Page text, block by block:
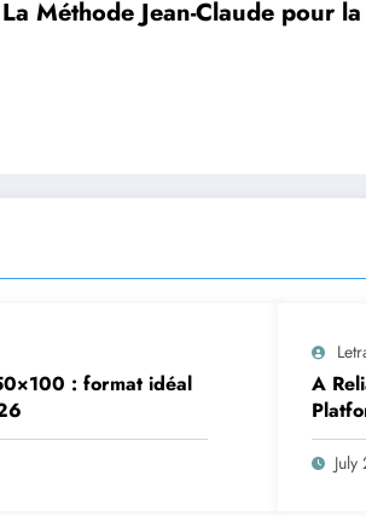
La Méthode Jean-Claude pour
: format idéal
A